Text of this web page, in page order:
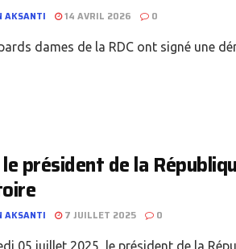
AKSANTI 14 AVRIL 2026 0
dames de la RDC ont signé une
le président de la
AKSANTI 7 JUILLET 2025 0
05 juillet 2025, le président de la